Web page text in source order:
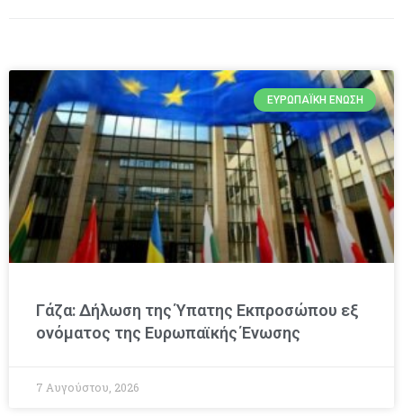
ΕΥΡΩΠΑΪΚΉ ΈΝΩΣΗ
Γάζα: Δήλωση της Ύπατης Εκπροσώπου εξ
ονόματος της Ευρωπαϊκής Ένωσης
7 Αυγούστου, 2026